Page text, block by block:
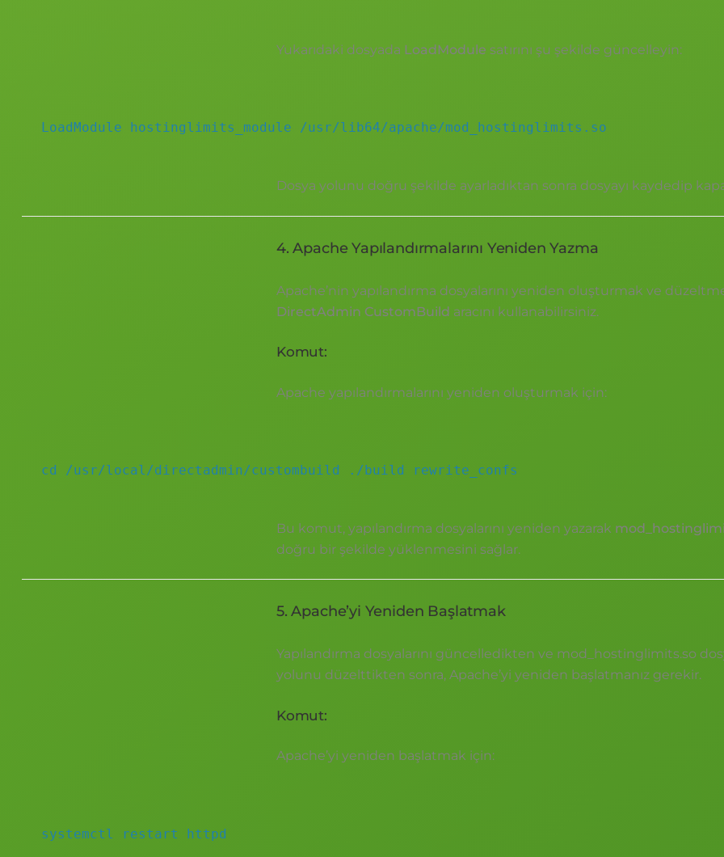
Yukarıdaki dosyada LoadModule satırını şu şekilde güncelleyin:
LoadModule hostinglimits_module /usr/lib64/apache/mod_hostinglimits.so
Dosya yolunu doğru şekilde ayarladıktan sonra dosyayı kaydedip
4. Apache Yapılandırmalarını Yeniden Yazma
Apache’nin yapılandırma dosyalarını yeniden oluşturmak ve
DirectAdmin CustomBuild aracını kullanabilirsiniz.
Komut:
Apache yapılandırmalarını yeniden oluşturmak için:
cd /usr/local/directadmin/custombuild ./build rewrite_confs
Bu komut, yapılandırma dosyalarını yeniden yazarak
doğru bir şekilde yüklenmesini sağlar.
5. Apache’yi Yeniden Başlatmak
Yapılandırma dosyalarını güncelledikten ve mod_hostinglimits.so
yolunu düzelttikten sonra, Apache’yi yeniden başlatmanız gerekir.
Komut:
Apache’yi yeniden başlatmak için:
systemctl restart httpd